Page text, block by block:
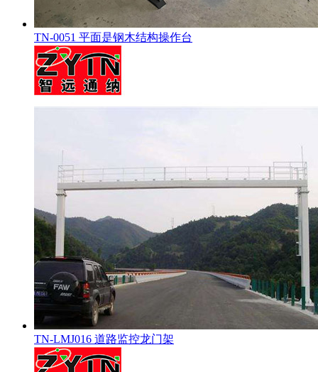
TN-0051 平面是钢木结构操作台
TN-LMJ016 道路监控龙门架